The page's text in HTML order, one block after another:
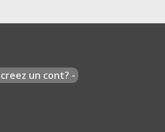
constituie
la prezentarea
un cont? -